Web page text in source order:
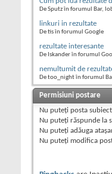
De Sputz în forumul Bar,
linkuri in rezultate
De tis în forumul Google
rezultate interesante
De Iskander în forumul
nemultumit de
De too_night în forumul
Permisiuni postare
Nu puteţi posta
Nu puteţi răspunde la
Nu puteţi adăuga
Nu puteţi modifica